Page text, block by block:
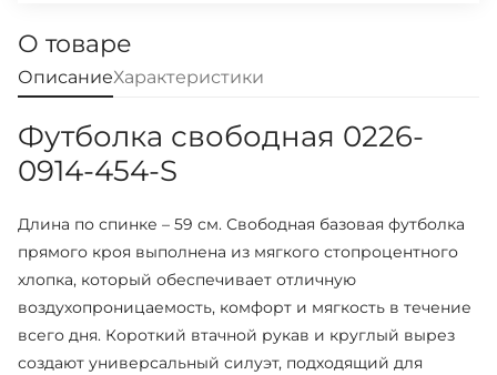
О товаре
ОписаниеХарактеристики
Футболка свободная 0226-
0914-454-S
Длина по спинке – 59 см. Свободная базовая футболка
прямого кроя выполнена из мягкого стопроцентного
хлопка, который обеспечивает отличную
воздухопроницаемость, комфорт и мягкость в течение
всего дня. Короткий втачной рукав и круглый вырез
создают универсальный силуэт, подходящий для